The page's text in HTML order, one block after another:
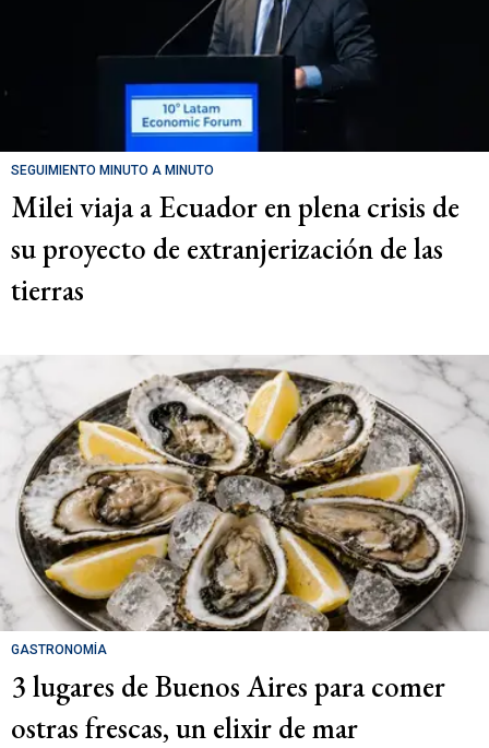
SEGUIMIENTO MINUTO A MINUTO
Milei viaja a Ecuador en plena crisis de
su proyecto de extranjerización de las
tierras
GASTRONOMÍA
3 lugares de Buenos Aires para comer
ostras frescas, un elixir de mar